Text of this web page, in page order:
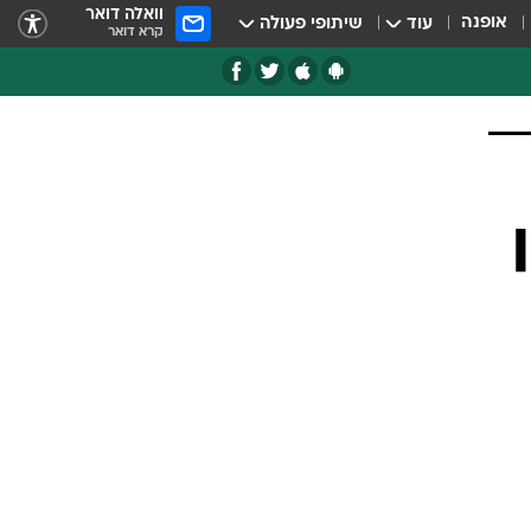
אופנה עוד שיתופי פעולה וואלה דואר
קרא דואר